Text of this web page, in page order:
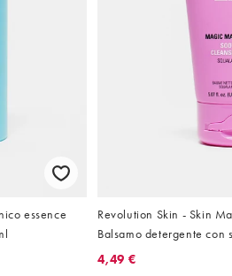
essence
Revolution Skin - Skin
Balsamo detergente con
4,49 €